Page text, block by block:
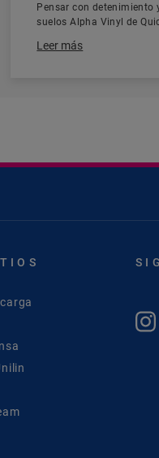
Pensar con detenimiento
suelos Alpha Vinyl de
Leer más